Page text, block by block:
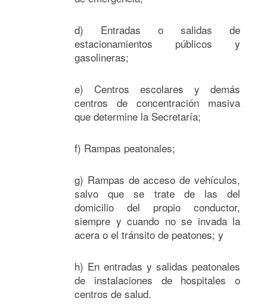
d) Entradas o salidas de
estacionamientos públicos y
gasolineras;
e) Centros escolares y demás
centros de concentración masiva
que determine la Secretaría;
f) Rampas peatonales;
g) Rampas de acceso de vehículos,
salvo que se trate de las del
domicilio del propio conductor,
siempre y cuando no se invada la
acera o el tránsito de peatones; y
h) En entradas y salidas peatonales
de instalaciones de hospitales o
centros de salud.